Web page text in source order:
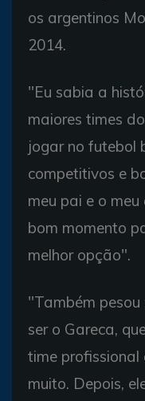
os argentinos
2014.
"Eu sabia a
maiores times
jogar no futebol
competitivos e
meu pai e o
bom momento
melhor opção".
"Também
ser o Gareca,
time profissional
muito. Depois,